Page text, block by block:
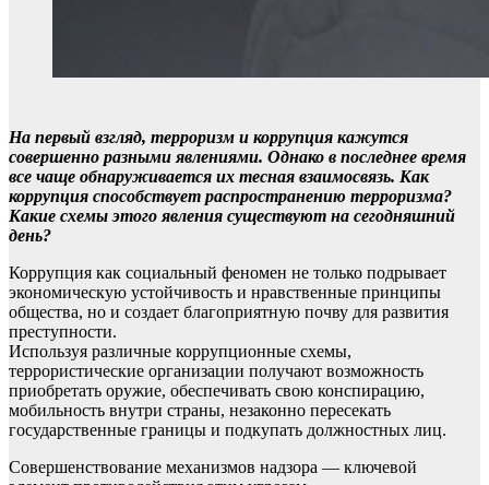
На первый взгляд, терроризм и коррупция кажутся
совершенно разными явлениями. Однако в последнее время
все чаще обнаруживается их тесная взаимосвязь. Как
коррупция способствует распространению терроризма?
Какие схемы этого явления существуют на сегодняшний
день?
Коррупция как социальный феномен не только подрывает
экономическую устойчивость и нравственные принципы
общества, но и создает благоприятную почву для развития
преступности.
Используя различные коррупционные схемы,
террористические организации получают возможность
приобретать оружие, обеспечивать свою конспирацию,
мобильность внутри страны, незаконно пересекать
государственные границы и подкупать должностных лиц.
Совершенствование механизмов надзора — ключевой